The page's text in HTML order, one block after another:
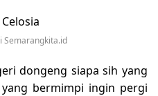
Semarangkita.id
dongeng siapa sih yang
bermimpi ingin pergi